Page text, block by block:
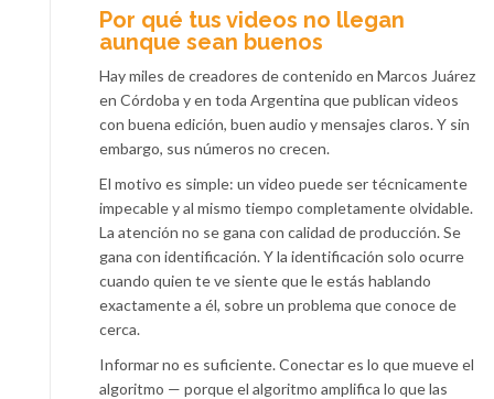
Por qué tus videos no llegan
aunque sean buenos
Hay miles de creadores de contenido en Marcos Juárez
en Córdoba y en toda Argentina que publican videos
con buena edición, buen audio y mensajes claros. Y sin
embargo, sus números no crecen.
El motivo es simple: un video puede ser técnicamente
impecable y al mismo tiempo completamente olvidable.
La atención no se gana con calidad de producción. Se
gana con identificación. Y la identificación solo ocurre
cuando quien te ve siente que le estás hablando
exactamente a él, sobre un problema que conoce de
cerca.
Informar no es suficiente. Conectar es lo que mueve el
algoritmo — porque el algoritmo amplifica lo que las